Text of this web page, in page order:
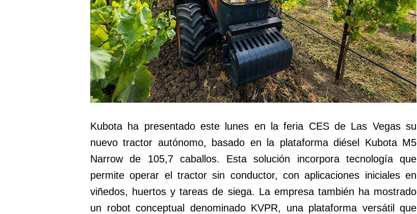
Kubota ha presentado este lunes en la feria CES de Las Vegas su
nuevo tractor autónomo, basado en la plataforma diésel Kubota M5
Narrow de 105,7 caballos. Esta solución incorpora tecnología que
permite operar el tractor sin conductor, con aplicaciones iniciales en
viñedos, huertos y tareas de siega. La empresa también ha mostrado
un robot conceptual denominado KVPR, una plataforma versátil que